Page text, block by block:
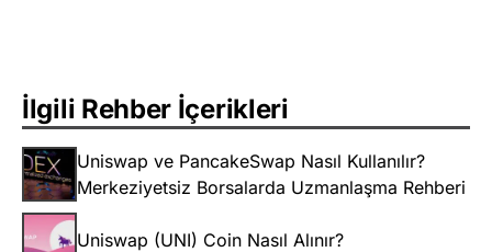
İlgili Rehber İçerikleri
Uniswap ve PancakeSwap Nasıl Kullanılır?
Merkeziyetsiz Borsalarda Uzmanlaşma Rehberi
Uniswap (UNI) Coin Nasıl Alınır?